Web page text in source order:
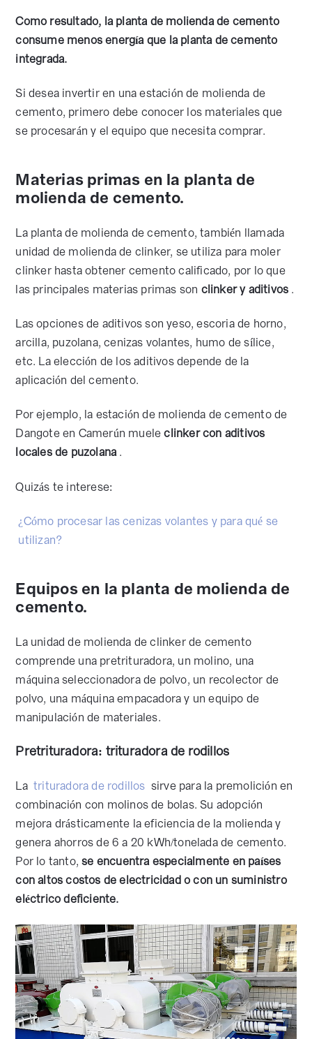
Como resultado, la planta de molienda de cemento
consume menos energía que la planta de cemento
integrada.
Si desea invertir en una estación de molienda de
cemento, primero debe conocer los materiales que
se procesarán y el equipo que necesita comprar.
Materias primas en la planta de
molienda de cemento.
La planta de molienda de cemento, también llamada
unidad de molienda de clinker, se utiliza para moler
clinker hasta obtener cemento calificado, por lo que
las principales materias primas son clinker y aditivos .
Las opciones de aditivos son yeso, escoria de horno,
arcilla, puzolana, cenizas volantes, humo de sílice,
etc. La elección de los aditivos depende de la
aplicación del cemento.
Por ejemplo, la estación de molienda de cemento de
Dangote en Camerún mueleclinker con aditivos
locales de puzolana.
Quizás te interese:
¿Cómo procesar las cenizas volantes y para qué se
utilizan?
Equipos en la planta de molienda de
cemento.
La unidad de molienda de clinker de cemento
comprende una pretrituradora, un molino, una
máquina seleccionadora de polvo, un recolector de
polvo, una máquina empacadora y un equipo de
manipulación de materiales.
Pretrituradora: trituradora de rodillos
La trituradora de rodillos sirve para la premolición en
combinación con molinos de bolas. Su adopción
mejora drásticamente la eficiencia de la molienda y
genera ahorros de 6 a 20 kWh/tonelada de cemento.
Por lo tanto,se encuentra especialmente en países
con altos costos de electricidad o con un suministro
eléctrico deficiente.